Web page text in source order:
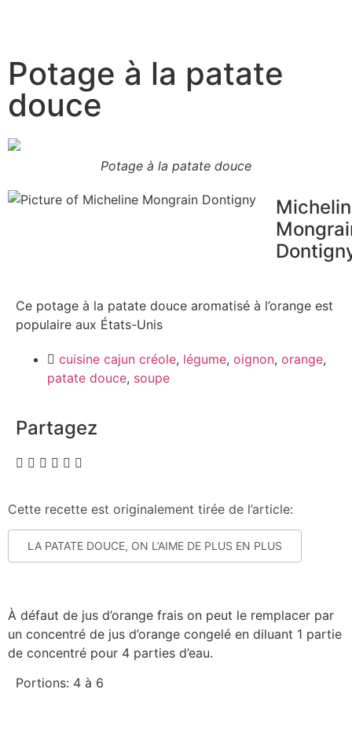
Potage à la patate
douce
Potage à la patate douce
Ce potage à la patate douce aromatisé à l’orange est
populaire aux États-Unis
cuisine cajun créole, légume, oignon, orange,
patate douce, soupe
Partagez
Cette recette est originalement tirée de l’article:
LA PATATE DOUCE, ON L’AIME DE PLUS EN PLUS
À défaut de jus d’orange frais on peut le remplacer par
un concentré de jus d’orange congelé en diluant 1 partie
de concentré pour 4 parties d’eau.
Portions: 4 à 6